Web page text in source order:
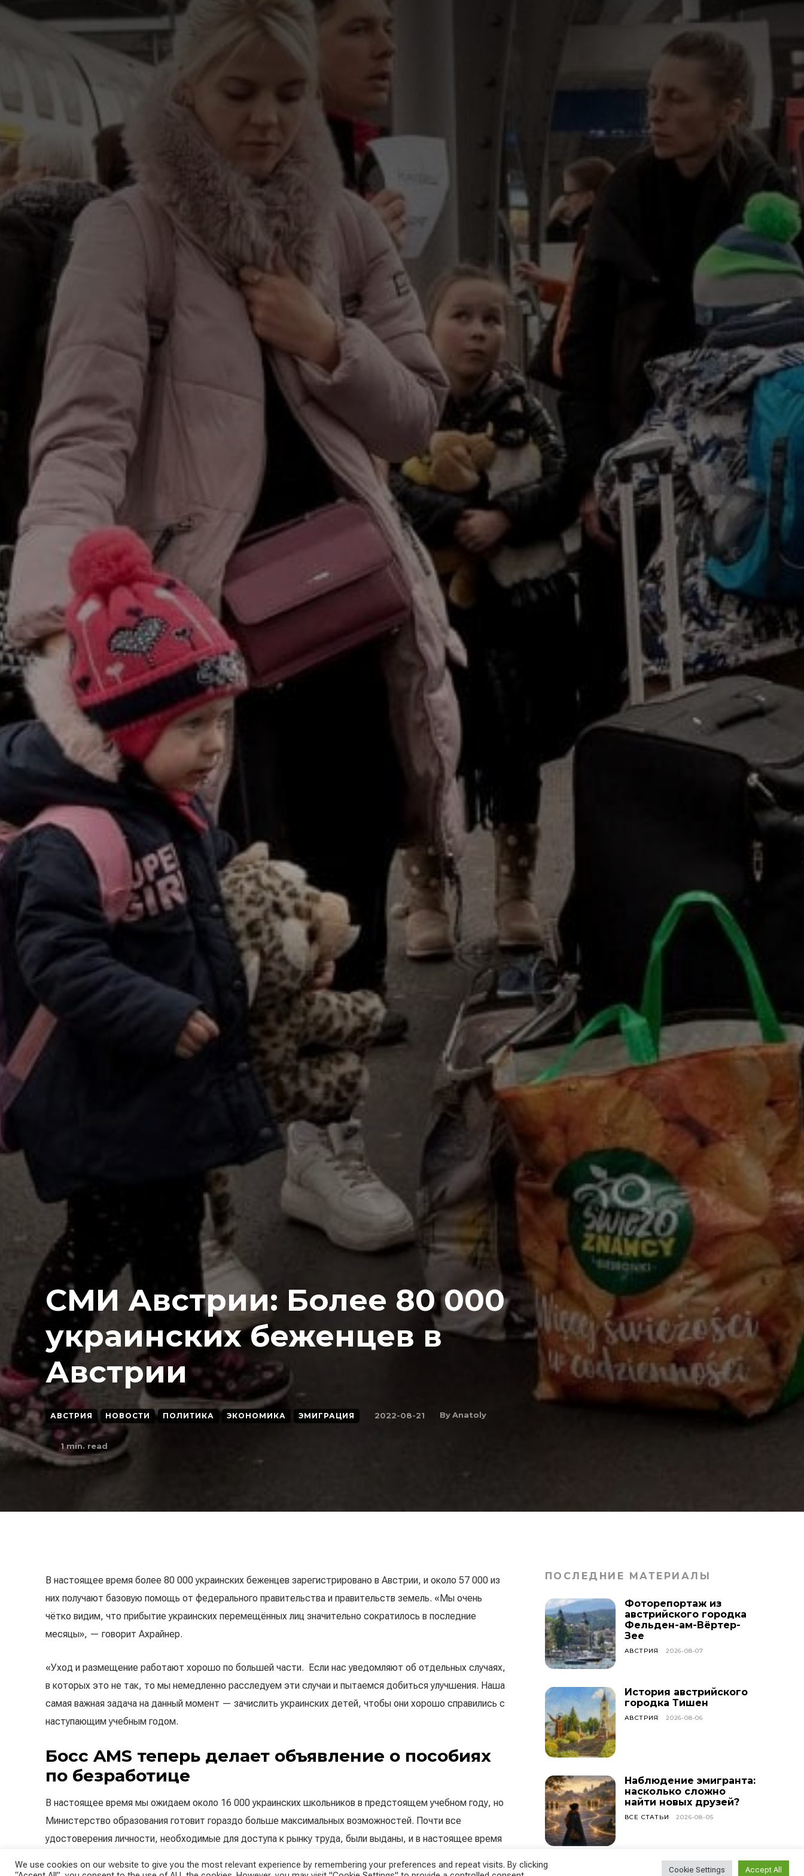
СМИ Австрии: Более 80 000
украинских беженцев в
Австрии
АВСТРИЯ НОВОСТИ ПОЛИТИКА ЭКОНОМИКА ЭМИГРАЦИЯ 2022-08-21 ByAnatoly
1min. read
В настоящее время более 80 000 украинских беженцев зарегистрировано в Австрии, и около 57 000 из
них получают базовую помощь от федерального правительства и правительств земель. «Мы очень
чётко видим, что прибытие украинских перемещённых лиц значительно сократилось в последние
месяцы», — говорит Ахрайнер.
«Уход и размещение работают хорошо по большей части. Если нас уведомляют об отдельных случаях,
в которых это не так, то мы немедленно расследуем эти случаи и пытаемся добиться улучшения. Наша
самая важная задача на данный момент — зачислить украинских детей, чтобы они хорошо справились с
наступающим учебным годом.
Босс AMS теперь делает объявление о пособиях
по безработице
В настоящее время мы ожидаем около 16 000 украинских школьников в предстоящем учебном году, но
Министерство образования готовит гораздо больше максимальных возможностей. Почти все
удостоверения личности, необходимые для доступа к рынку труда, были выданы, и в настоящее время
ПОСЛЕДНИЕ МАТЕРИАЛЫ
Фоторепортаж из
австрийского городка
Фельден-ам-Вёртер-
Зее
АВСТРИЯ 2026-08-07
История австрийского
городка Тишен
АВСТРИЯ 2026-08-06
Наблюдение эмигранта:
насколько сложно
найти новых друзей?
ВСЕ СТАТЬИ 2026-08-05
У меня сегодня день
We use cookies on our website to give you the most relevant experience by remembering your preferences and repeat visits. By clicking
Cookie Settings Accept All